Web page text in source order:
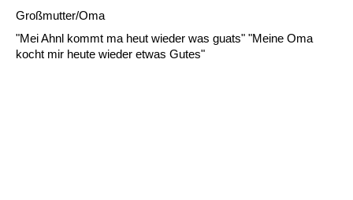
Großmutter/Oma
"Mei Ahnl kommt ma heut wieder was guats" "Meine Oma
kocht mir heute wieder etwas Gutes"